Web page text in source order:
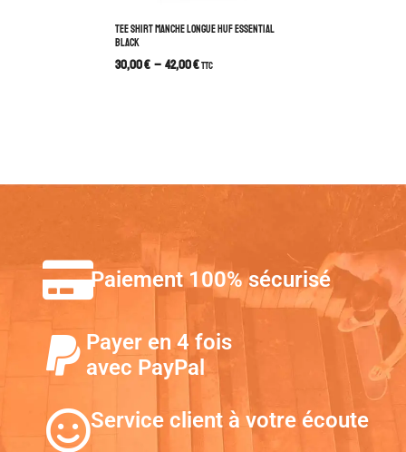
TEE SHIRT MANCHE LONGUE HUF ESSENTIAL
BLACK
30,00€ – 42,00€TTC
Paiement 100% sécurisé
Payer en 4 fois
avec PayPal
Service client à votre écoute